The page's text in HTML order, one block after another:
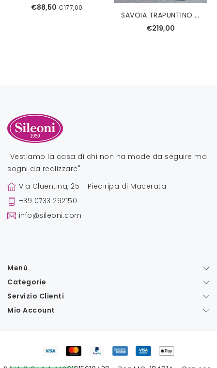
€88,50 €177,00
SAVOIA TRAPUNTINO MATRIMONIALE REEVER
€219,00
"Vestiamo la casa di chi non ha mode da seguire ma
sogni da realizzare"
Via Cluentina, 25 - Piediripa di Macerata
+39 0733 292150
info@sileoni.com
Menù
Categorie
Servizio Clienti
Mio Account